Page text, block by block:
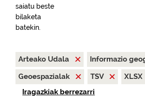
saiatu beste
bilaketa
batekin.
Arteako Udala
Informazio
Geoespazialak
TSV
XLSX
Iragazkiak berrezarri